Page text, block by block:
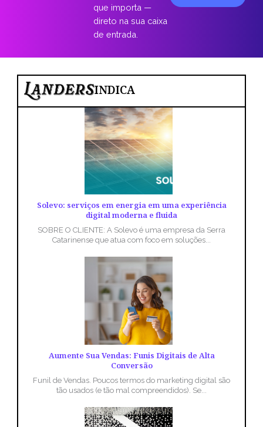
que importa —
direto na sua caixa
de entrada.
INDICA
Solevo: serviços em energia em uma experiência
digital moderna e fluida
SOBRE O CLIENTE: A Solevo é uma empresa da Serra
Catarinense que atua com foco em soluções...
Aumente Sua Vendas: Funis Digitais de Alta
Conversão
Funil de Vendas. Poucos termos do marketing digital são
tão usados (e tão mal compreendidos). Se...